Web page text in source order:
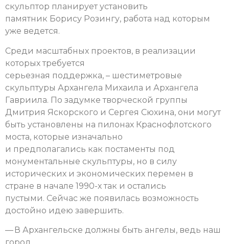
скульптор планирует установить
памятник Борису Розингу, работа над которым
уже ведется.
Среди масштабных проектов, в реализации
которых требуется
серьезная поддержка, – шестиметровые
скульптуры Архангела Михаила и Архангела
Гавриила. По задумке творческой группы
Дмитрия Яскорского и Сергея Сюхина, они могут
быть установлены на пилонах Краснофлотского
моста, которые изначально
и предполагались как постаменты под
монументальные скульптуры, но в силу
исторических и экономических перемен в
стране в начале 1990-х так и остались
пустыми. Сейчас же появилась возможность
достойно идею завершить.
— В Архангельске должны быть ангелы, ведь наш